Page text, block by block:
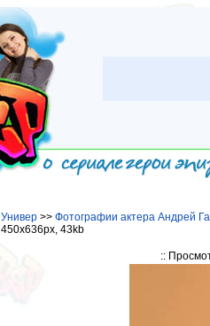
Универ >> Фотографии актера Андрей
450x636px, 43kb
::